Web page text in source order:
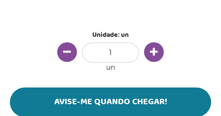
Unidade: un
un
AVISE-ME QUANDO CHEGAR!